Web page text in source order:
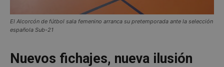
El Alcorcón de fútbol sala femenino arranca su pretemporada ante la selección
española Sub-21
Nuevos fichajes, nueva ilusión